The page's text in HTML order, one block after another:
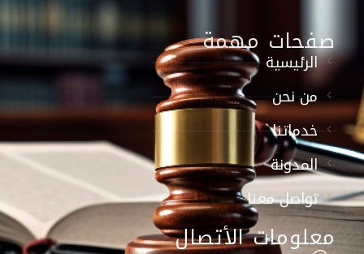
صفحات مهمة
الرئيسية
من نحن
خدماتنا
المدونة
تواصل معنا
معلومات الأتصال